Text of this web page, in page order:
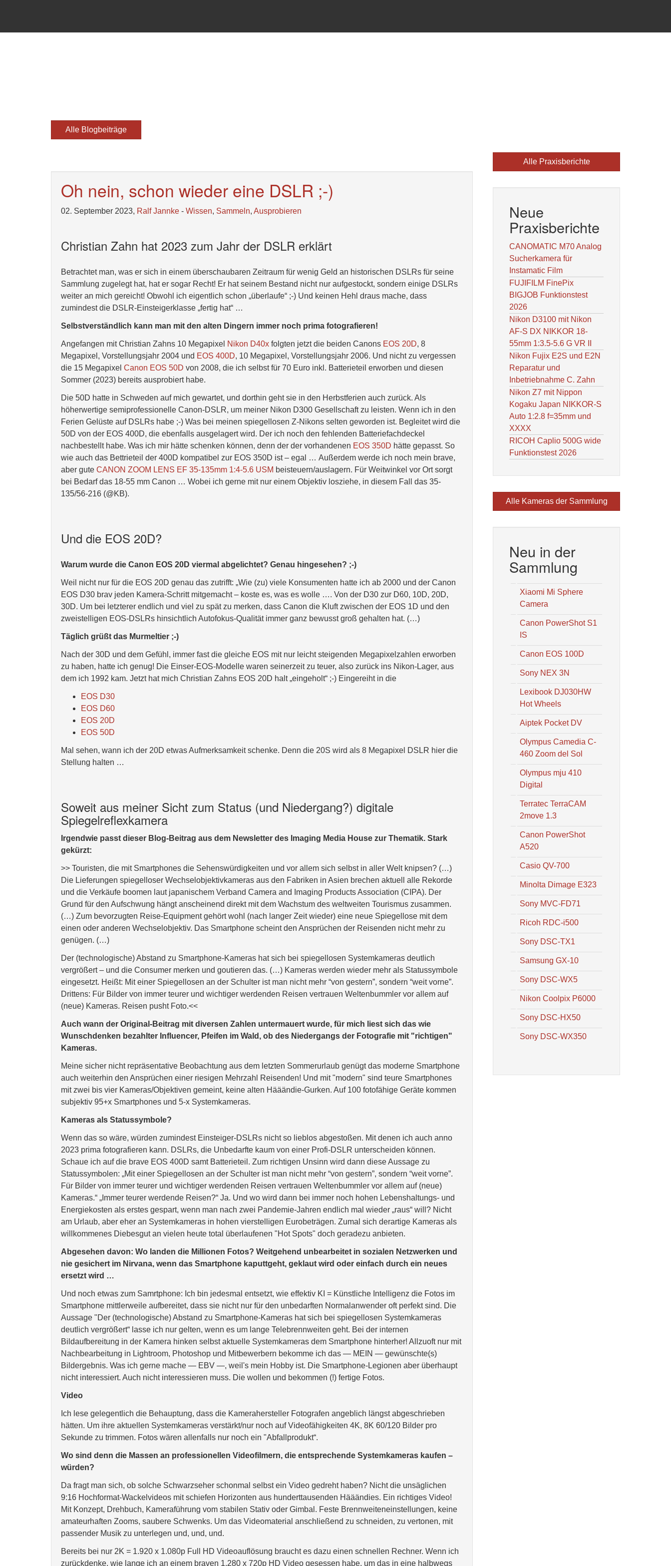
Alle Blogbeiträge
Oh nein, schon wieder eine DSLR ;-)
02. September 2023, Ralf Jannke - Wissen, Sammeln, Ausprobieren
Christian Zahn hat 2023 zum Jahr der DSLR erklärt
Betrachtet man, was er sich in einem überschaubaren Zeitraum für wenig Geld an historischen DSLRs für seine
Sammlung zugelegt hat, hat er sogar Recht! Er hat seinem Bestand nicht nur aufgestockt, sondern einige DSLRs
weiter an mich gereicht! Obwohl ich eigentlich schon „überlaufe“ ;-) Und keinen Hehl draus mache, dass
zumindest die DSLR-Einsteigerklasse „fertig hat“ …
Selbstverständlich kann man mit den alten Dingern immer noch prima fotografieren!
Angefangen mit Christian Zahns 10 Megapixel Nikon D40x folgten jetzt die beiden Canons EOS 20D, 8
Megapixel, Vorstellungsjahr 2004 und EOS 400D, 10 Megapixel, Vorstellungsjahr 2006. Und nicht zu vergessen
die 15 Megapixel Canon EOS 50D von 2008, die ich selbst für 70 Euro inkl. Batterieteil erworben und diesen
Sommer (2023) bereits ausprobiert habe.
Die 50D hatte in Schweden auf mich gewartet, und dorthin geht sie in den Herbstferien auch zurück. Als
höherwertige semiprofessionelle Canon-DSLR, um meiner Nikon D300 Gesellschaft zu leisten. Wenn ich in den
Ferien Gelüste auf DSLRs habe ;-) Was bei meinen spiegellosen Z-Nikons selten geworden ist. Begleitet wird die
50D von der EOS 400D, die ebenfalls ausgelagert wird. Der ich noch den fehlenden Batteriefachdeckel
nachbestellt habe. Was ich mir hätte schenken können, denn der der vorhandenen EOS 350D hätte gepasst. So
wie auch das Bettrieteil der 400D kompatibel zur EOS 350D ist – egal … Außerdem werde ich noch mein brave,
aber gute CANON ZOOM LENS EF 35-135mm 1:4-5.6 USM beisteuern/auslagern. Für Weitwinkel vor Ort sorgt
bei Bedarf das 18-55 mm Canon … Wobei ich gerne mit nur einem Objektiv losziehe, in diesem Fall das 35-
135/56-216 (@KB).
Und die EOS 20D?
Warum wurde die Canon EOS 20D viermal abgelichtet? Genau hingesehen? ;-)
Weil nicht nur für die EOS 20D genau das zutrifft: „Wie (zu) viele Konsumenten hatte ich ab 2000 und der Canon
EOS D30 brav jeden Kamera-Schritt mitgemacht – koste es, was es wolle …. Von der D30 zur D60, 10D, 20D,
30D. Um bei letzterer endlich und viel zu spät zu merken, dass Canon die Kluft zwischen der EOS 1D und den
zweistelligen EOS-DSLRs hinsichtlich Autofokus-Qualität immer ganz bewusst groß gehalten hat. (…)
Täglich grüßt das Murmeltier ;-)
Nach der 30D und dem Gefühl, immer fast die gleiche EOS mit nur leicht steigenden Megapixelzahlen erworben
zu haben, hatte ich genug! Die Einser-EOS-Modelle waren seinerzeit zu teuer, also zurück ins Nikon-Lager, aus
dem ich 1992 kam. Jetzt hat mich Christian Zahns EOS 20D halt „eingeholt“ ;-) Eingereiht in die
EOS D30
EOS D60
EOS 20D
EOS 50D
Mal sehen, wann ich der 20D etwas Aufmerksamkeit schenke. Denn die 20S wird als 8 Megapixel DSLR hier die
Stellung halten …
Soweit aus meiner Sicht zum Status (und Niedergang?) digitale
Spiegelreflexkamera
Irgendwie passt dieser Blog-Beitrag aus dem Newsletter des Imaging Media House zur Thematik. Stark
gekürzt:
>> Touristen, die mit Smartphones die Sehenswürdigkeiten und vor allem sich selbst in aller Welt knipsen? (…)
Die Lieferungen spiegelloser Wechselobjektivkameras aus den Fabriken in Asien brechen aktuell alle Rekorde
und die Verkäufe boomen laut japanischem Verband Camera and Imaging Products Association (CIPA). Der
Grund für den Aufschwung hängt anscheinend direkt mit dem Wachstum des weltweiten Tourismus zusammen.
(…) Zum bevorzugten Reise-Equipment gehört wohl (nach langer Zeit wieder) eine neue Spiegellose mit dem
einen oder anderen Wechselobjektiv. Das Smartphone scheint den Ansprüchen der Reisenden nicht mehr zu
genügen. (…)
Der (technologische) Abstand zu Smartphone-Kameras hat sich bei spiegellosen Systemkameras deutlich
vergrößert – und die Consumer merken und goutieren das. (…) Kameras werden wieder mehr als Statussymbole
eingesetzt. Heißt: Mit einer Spiegellosen an der Schulter ist man nicht mehr “von gestern”, sondern “weit vorne”.
Drittens: Für Bilder von immer teurer und wichtiger werdenden Reisen vertrauen Weltenbummler vor allem auf
(neue) Kameras. Reisen pusht Foto.<<
Auch wann der Original-Beitrag mit diversen Zahlen untermauert wurde, für mich liest sich das wie
Wunschdenken bezahlter Influencer, Pfeifen im Wald, ob des Niedergangs der Fotografie mit "richtigen"
Kameras.
Meine sicher nicht repräsentative Beobachtung aus dem letzten Sommerurlaub genügt das moderne Smartphone
auch weiterhin den Ansprüchen einer riesigen Mehrzahl Reisenden! Und mit "modern" sind teure Smartphones
mit zwei bis vier Kameras/Objektiven gemeint, keine alten Hääändie-Gurken. Auf 100 fotofähige Geräte kommen
subjektiv 95+x Smartphones und 5-x Systemkameras.
Kameras als Statussymbole?
Wenn das so wäre, würden zumindest Einsteiger-DSLRs nicht so lieblos abgestoßen. Mit denen ich auch anno
2023 prima fotografieren kann. DSLRs, die Unbedarfte kaum von einer Profi-DSLR unterscheiden können.
Schaue ich auf die brave EOS 400D samt Batterieteil. Zum richtigen Unsinn wird dann diese Aussage zu
Statussymbolen: „Mit einer Spiegellosen an der Schulter ist man nicht mehr “von gestern”, sondern “weit vorne”.
Für Bilder von immer teurer und wichtiger werdenden Reisen vertrauen Weltenbummler vor allem auf (neue)
Kameras.“ „Immer teurer werdende Reisen?“ Ja. Und wo wird dann bei immer noch hohen Lebenshaltungs- und
Energiekosten als erstes gespart, wenn man nach zwei Pandemie-Jahren endlich mal wieder „raus“ will? Nicht
am Urlaub, aber eher an Systemkameras in hohen vierstelligen Eurobeträgen. Zumal sich derartige Kameras als
willkommenes Diebesgut an vielen heute total überlaufenen "Hot Spots" doch geradezu anbieten.
Abgesehen davon: Wo landen die Millionen Fotos? Weitgehend unbearbeitet in sozialen Netzwerken und
nie gesichert im Nirvana, wenn das Smartphone kaputtgeht, geklaut wird oder einfach durch ein neues
ersetzt wird …
Und noch etwas zum Samrtphone: Ich bin jedesmal entsetzt, wie effektiv KI = Künstliche Intelligenz die Fotos im
Smartphone mittlerweile aufbereitet, dass sie nicht nur für den unbedarften Normalanwender oft perfekt sind. Die
Aussage "Der (technologische) Abstand zu Smartphone-Kameras hat sich bei spiegellosen Systemkameras
deutlich vergrößert“ lasse ich nur gelten, wenn es um lange Telebrennweiten geht. Bei der internen
Bildaufbereitung in der Kamera hinken selbst aktuelle Systemkameras dem Smartphone hinterher! Allzuoft nur mit
Nachbearbeitung in Lightroom, Photoshop und Mitbewerbern bekomme ich das — MEIN — gewünschte(s)
Bildergebnis. Was ich gerne mache — EBV —, weil's mein Hobby ist. Die Smartphone-Legionen aber überhaupt
nicht interessiert. Auch nicht interessieren muss. Die wollen und bekommen (!) fertige Fotos.
Video
Ich lese gelegentlich die Behauptung, dass die Kamerahersteller Fotografen angeblich längst abgeschrieben
hätten. Um ihre aktuellen Systemkameras verstärkt/nur noch auf Videofähigkeiten 4K, 8K 60/120 Bilder pro
Sekunde zu trimmen. Fotos wären allenfalls nur noch ein "Abfallprodukt“.
Wo sind denn die Massen an professionellen Videofilmern, die entsprechende Systemkameras kaufen –
würden?
Da fragt man sich, ob solche Schwarzseher schonmal selbst ein Video gedreht haben? Nicht die unsäglichen
9:16 Hochformat-Wackelvideos mit schiefen Horizonten aus hunderttausenden Hääändies. Ein richtiges Video!
Mit Konzept, Drehbuch, Kameraführung vom stabilen Stativ oder Gimbal. Feste Brennweiteneinstellungen, keine
amateurhaften Zooms, saubere Schwenks. Um das Videomaterial anschließend zu schneiden, zu vertonen, mit
passender Musik zu unterlegen und, und, und.
Bereits bei nur 2K = 1.920 x 1.080p Full HD Videoauflösung braucht es dazu einen schnellen Rechner. Wenn ich
zurückdenke, wie lange ich an einem braven 1.280 x 720p HD Video gesessen habe, um das in eine halbwegs
Alle Praxisberichte
Neue
Praxisberichte
CANOMATIC M70 Analog
Sucherkamera für
Instamatic Film
FUJIFILM FinePix
BIGJOB Funktionstest
2026
Nikon D3100 mit Nikon
AF-S DX NIKKOR 18-
55mm 1:3.5-5.6 G VR II
Nikon Fujix E2S und E2N
Reparatur und
Inbetriebnahme C. Zahn
Nikon Z7 mit Nippon
Kogaku Japan NIKKOR-S
Auto 1:2.8 f=35mm und
XXXX
RICOH Caplio 500G wide
Funktionstest 2026
Alle Kameras der Sammlung
Neu in der
Sammlung
Xiaomi Mi Sphere
Camera
Canon PowerShot S1
IS
Canon EOS 100D
Sony NEX 3N
Lexibook DJ030HW
Hot Wheels
Aiptek Pocket DV
Olympus Camedia C-
460 Zoom del Sol
Olympus mju 410
Digital
Terratec TerraCAM
2move 1.3
Canon PowerShot
A520
Casio QV-700
Minolta Dimage E323
Sony MVC-FD71
Ricoh RDC-i500
Sony DSC-TX1
Samsung GX-10
Sony DSC-WX5
Nikon Coolpix P6000
Sony DSC-HX50
Sony DSC-WX350